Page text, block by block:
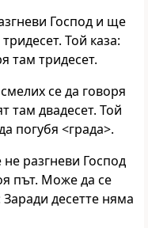
Господ и ще
Той каза:
там тридесет.
се да говоря
там двадесет. Той
погубя <града>.
разгневи Господ
път. Може да се
десетте няма